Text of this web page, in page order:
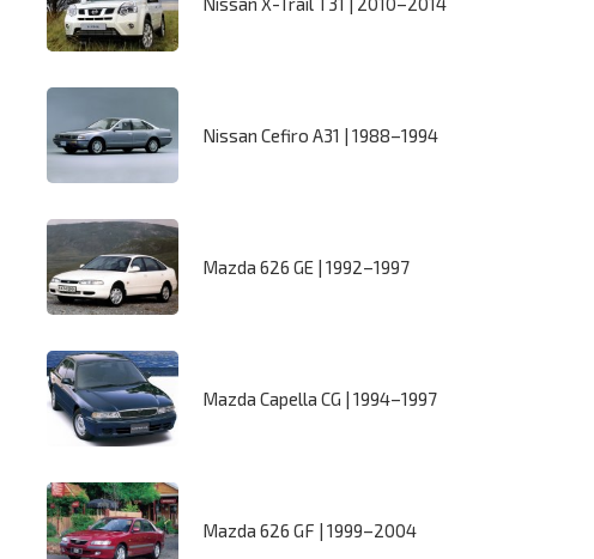
Nissan Cefiro A31 | 1988–1994
Mazda 626 GE | 1992–1997
Mazda Capella CG | 1994–1997
Mazda 626 GF | 1999–2004